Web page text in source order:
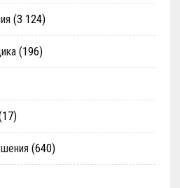
(3 124)
(196)
(640)